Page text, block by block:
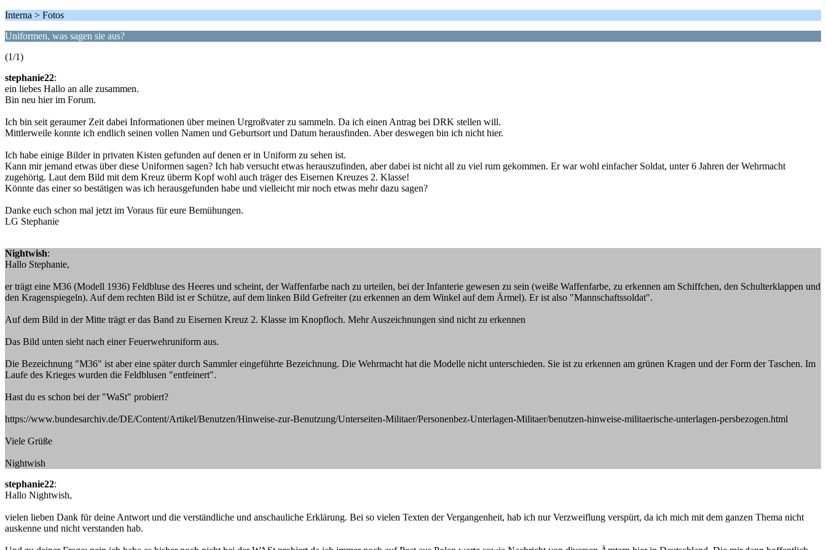
Interna > Fotos
Uniformen, was sagen sie aus?
(1/1)
stephanie22:
ein liebes Hallo an alle zusammen.
Bin neu hier im Forum.
Ich bin seit geraumer Zeit dabei Informationen über meinen Urgroßvater zu sammeln. Da ich einen Antrag bei DRK stellen will.
Mittlerweile konnte ich endlich seinen vollen Namen und Geburtsort und Datum herausfinden. Aber deswegen bin ich nicht hier.
Ich habe einige Bilder in privaten Kisten gefunden auf denen er in Uniform zu sehen ist.
Kann mir jemand etwas über diese Uniformen sagen? Ich hab versucht etwas herauszufinden, aber dabei ist nicht all zu viel rum gekommen. Er war wohl einfacher Soldat, unter 6 Jahren der Wehrmacht
zugehörig. Laut dem Bild mit dem Kreuz überm Kopf wohl auch träger des Eisernen Kreuzes 2. Klasse!
Könnte das einer so bestätigen was ich herausgefunden habe und vielleicht mir noch etwas mehr dazu sagen?
Danke euch schon mal jetzt im Voraus für eure Bemühungen.
LG Stephanie
Nightwish:
Hallo Stephanie,
er trägt eine M36 (Modell 1936) Feldbluse des Heeres und scheint, der Waffenfarbe nach zu urteilen, bei der Infanterie gewesen zu sein (weiße Waffenfarbe, zu erkennen am Schiffchen, den Schulterklappen und
den Kragenspiegeln). Auf dem rechten Bild ist er Schütze, auf dem linken Bild Gefreiter (zu erkennen an dem Winkel auf dem Ärmel). Er ist also "Mannschaftssoldat".
Auf dem Bild in der Mitte trägt er das Band zu Eisernen Kreuz 2. Klasse im Knopfloch. Mehr Auszeichnungen sind nicht zu erkennen
Das Bild unten sieht nach einer Feuerwehruniform aus.
Die Bezeichnung "M36" ist aber eine später durch Sammler eingeführte Bezeichnung. Die Wehrmacht hat die Modelle nicht unterschieden. Sie ist zu erkennen am grünen Kragen und der Form der Taschen. Im
Laufe des Krieges wurden die Feldblusen "entfeinert".
Hast du es schon bei der "WaSt" probiert?
https://www.bundesarchiv.de/DE/Content/Artikel/Benutzen/Hinweise-zur-Benutzung/Unterseiten-Militaer/Personenbez-Unterlagen-Militaer/benutzen-hinweise-militaerische-unterlagen-persbezogen.html
Viele Grüße
Nightwish
stephanie22:
Hallo Nightwish,
vielen lieben Dank für deine Antwort und die verständliche und anschauliche Erklärung. Bei so vielen Texten der Vergangenheit, hab ich nur Verzweiflung verspürt, da ich mich mit dem ganzen Thema nicht
auskenne und nicht verstanden hab.